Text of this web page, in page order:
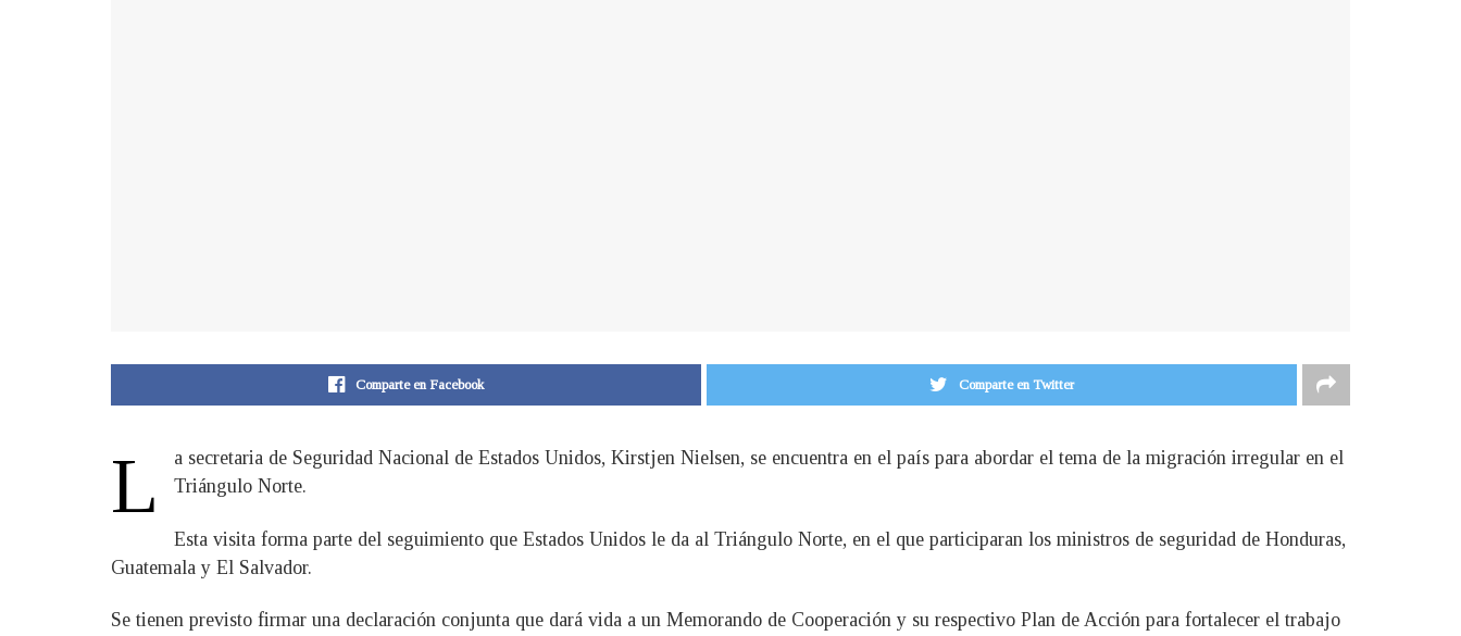
Comparte en Facebook Comparte en Twitter
L
a secretaria de Seguridad Nacional de Estados Unidos, Kirstjen Nielsen, se encuentra en el país para abordar el tema de la migración irregular en el
Triángulo Norte.
Esta visita forma parte del seguimiento que Estados Unidos le da al Triángulo Norte, en el que participaran los ministros de seguridad de Honduras,
Guatemala y El Salvador.
Se tienen previsto firmar una declaración conjunta que dará vida a un Memorando de Cooperación y su respectivo Plan de Acción para fortalecer el trabajo